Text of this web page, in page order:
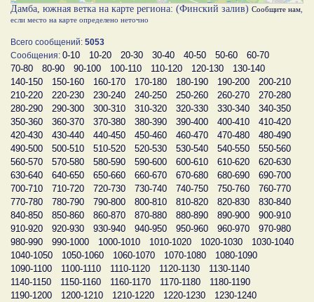
Дамба, южная ветка на карте региона: (Финский залив) Сообщите нам
если место на карте определено неточно
Всего сообщений: 5053
Сообщения: 0-10 10-20 20-30 30-40 40-50 50-60
60-70
70-80
80-90 90-100 100-110 110-120 120-130
130-140
140-150
150-160 160-170 170-180 180-190 190-200
200-210
210-220
220-230 230-240 240-250 250-260 260-270
270-280
280-290
290-300 300-310 310-320 320-330 330-340
340-350
350-360
360-370 370-380 380-390 390-400 400-410
410-420
420-430
430-440 440-450 450-460 460-470 470-480
480-490
490-500
500-510 510-520 520-530 530-540 540-550
550-560
560-570
570-580 580-590 590-600 600-610 610-620
620-630
630-640
640-650 650-660 660-670 670-680 680-690
690-700
700-710
710-720 720-730 730-740 740-750 750-760
760-770
770-780
780-790 790-800 800-810 810-820 820-830
830-840
840-850
850-860 860-870 870-880 880-890 890-900
900-910
910-920
920-930 930-940 940-950 950-960 960-970
970-980
980-990
990-1000 1000-1010 1010-1020 1020-1030
1030-1040
1040-1050
1050-1060 1060-1070 1070-1080
1080-1090
1090-1100
1100-1110 1110-1120 1120-1130
1130-1140
1140-1150
1150-1160 1160-1170 1170-1180
1180-1190
1190-1200
1200-1210 1210-1220 1220-1230
1230-1240